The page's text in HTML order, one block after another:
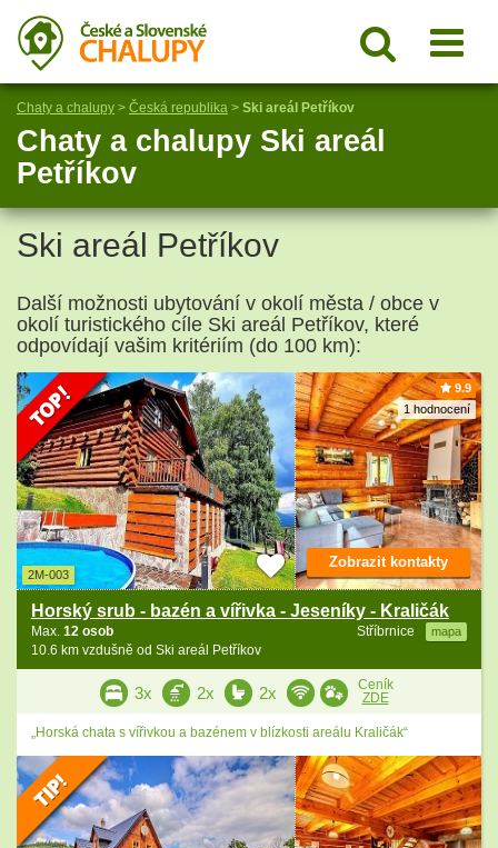
Chaty a chalupy > Česká republika > Ski areál Petříkov
Chaty a chalupy Ski areál
Petříkov
Ski areál Petříkov
Další možnosti ubytování v okolí města / obce v
okolí turistického cíle Ski areál Petříkov, které
odpovídají vašim kritériím (do 100 km):
9.9
1 hodnocení
2M-003
Horský srub - bazén a vířivka - Jeseníky - Kraličák
Stříbrnice mapa
Max. 12 osob
10.6 km vzdušně od Ski areál Petříkov
Zobrazit kontakty
3x 2x 2x
Ceník
ZDE
„Horská chata s vířivkou a bazénem v blízkosti areálu Kraličák“